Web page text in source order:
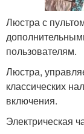
Люстра с
пользователям.
Люстра,
классических
включения.
Электрическая